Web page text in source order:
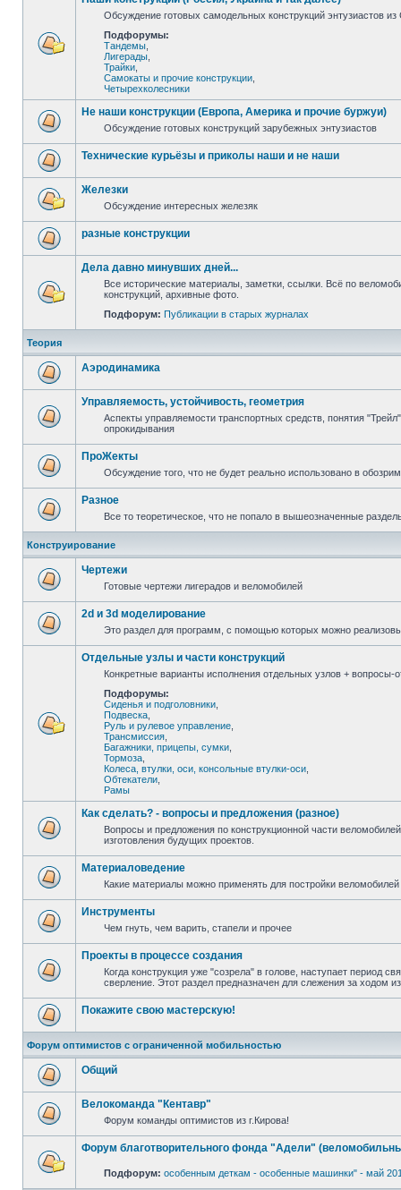
Обсуждение готовых самодельных конструкций энтузиастов
Подфорумы:
Тандемы
Лигерады
Трайки
Самокаты и прочие конструкции
Четырехколесники
Не наши конструкции (Европа, Америка и прочие буржуи)
Обсуждение готовых конструкций зарубежных энтузиастов
Технические курьёзы и приколы наши и не наши
Железки
Обсуждение интересных железяк
разные конструкции
Дела давно минувших дней...
Все исторические материалы, заметки, ссылки. Всё по
конструкций, архивные фото.
Подфорум: Публикации в старых журналах
Теория
Аэродинамика
Управляемость, устойчивость, геометрия
Аспекты управляемости транспортных средств, понятия
опрокидывания
ПроЖекты
Обсуждение того, что не будет реально использовано в
Разное
Все то теоретическое, что не попало в вышеозначенные
Конструирование
Чертежи
Готовые чертежи лигерадов и веломобилей
2d и 3d моделирование
Это раздел для программ, с помощью которых можно
Отдельные узлы и части конструкций
Конкретные варианты исполнения отдельных узлов + вопросы-
Подфорумы:
Сиденья и подголовники
Подвеска
Руль и рулевое управление
Трансмиссия
Багажники, прицепы, сумки
Тормоза
Колеса, втулки, оси, консольные втулки-оси
Обтекатели
Рамы
Как сделать? - вопросы и предложения (разное)
Вопросы и предложения по конструкционной части
изготовления будущих проектов.
Материаловедение
Какие материалы можно применять для постройки
Инструменты
Чем гнуть, чем варить, стапели и прочее
Проекты в процессе создания
Когда конструкция уже "созрела" в голове, наступает период
сверление. Этот раздел предназначен для слежения за ходом
Покажите свою мастерскую!
Форум оптимистов с ограниченной мобильностью
Общий
Велокоманда "Кентавр"
Форум команды оптимистов из г.Кирова!
Форум благотворительного фонда "Адели"
Подфорум: особенным деткам - особенные машинки" - май